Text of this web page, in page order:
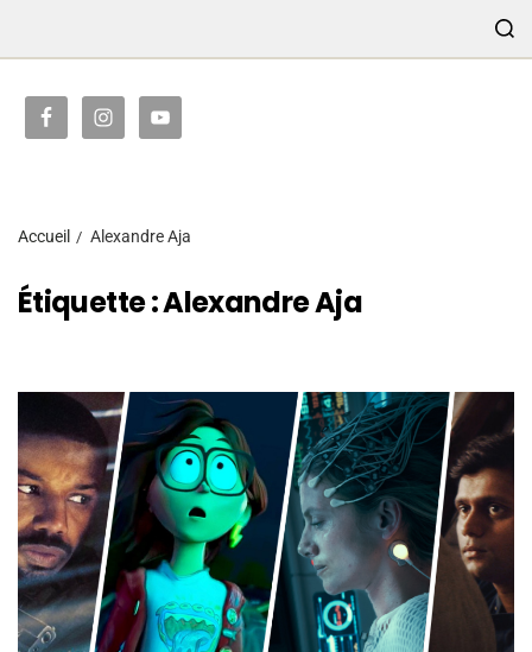
Accueil Alexandre Aja
Étiquette :Alexandre Aja